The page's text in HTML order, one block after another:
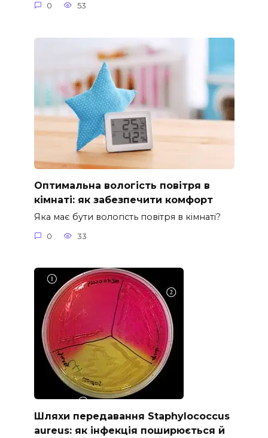
0 53
Оптимальна вологість повітря в
кімнаті: як забезпечити комфорт
Яка має бути вологість повітря в кімнаті?
0 33
Шляхи передавання Staphylococcus
aureus: як інфекція поширюється й